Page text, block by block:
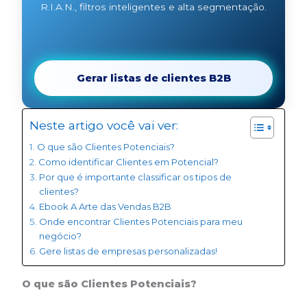
R.I.A.N., filtros inteligentes e alta segmentação.
Gerar listas de clientes B2B
Neste artigo você vai ver:
O que são Clientes Potenciais?
Como identificar Clientes em Potencial?
Por que é importante classificar os tipos de
clientes?
Ebook A Arte das Vendas B2B
Onde encontrar Clientes Potenciais para meu
negócio?
Gere listas de empresas personalizadas!
O que são Clientes Potenciais?